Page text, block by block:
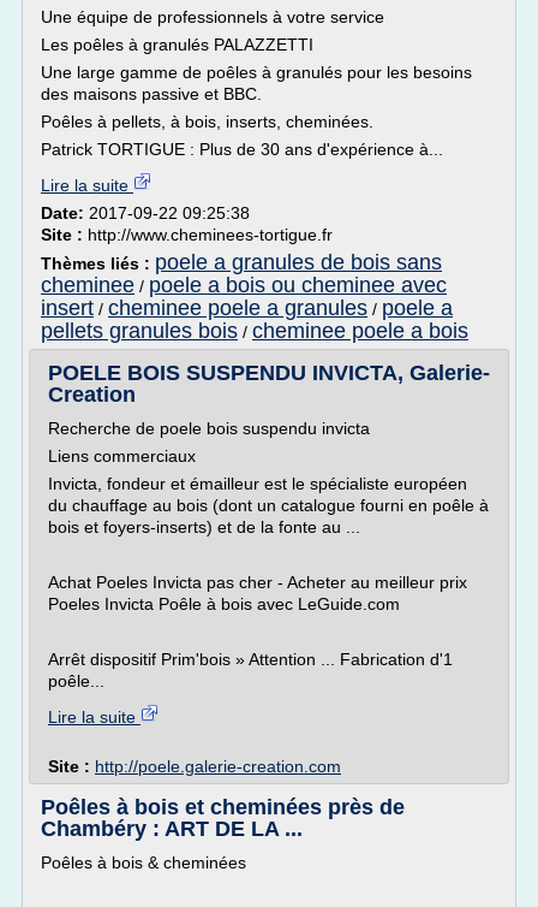
Une équipe de professionnels à votre service
Les poêles à granulés PALAZZETTI
Une large gamme de poêles à granulés pour les besoins
des maisons passive et BBC.
Poêles à pellets, à bois, inserts, cheminées.
Patrick TORTIGUE : Plus de 30 ans d'expérience à...
Lire la suite
Date: 2017-09-22 09:25:38
Site : http://www.cheminees-tortigue.fr
Thèmes liés : poele a granules de bois sans
cheminee / poele a bois ou cheminee avec
insert / cheminee poele a granules / poele a
pellets granules bois / cheminee poele a bois
POELE BOIS SUSPENDU INVICTA, Galerie-
Creation
Recherche de poele bois suspendu invicta
Liens commerciaux
Invicta, fondeur et émailleur est le spécialiste européen
du chauffage au bois (dont un catalogue fourni en poêle à
bois et foyers-inserts) et de la fonte au ...
Achat Poeles Invicta pas cher - Acheter au meilleur prix
Poeles Invicta Poêle à bois avec LeGuide.com
Arrêt dispositif Prim'bois » Attention ... Fabrication d'1
poêle...
Lire la suite
Site : http://poele.galerie-creation.com
Poêles à bois et cheminées près de
Chambéry : ART DE LA ...
Poêles à bois & cheminées